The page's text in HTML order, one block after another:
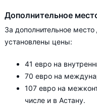
Дополнительное
За дополнительное
установлены цены:
41 евро на
70 евро на
107 евро на
числе и в Астану.